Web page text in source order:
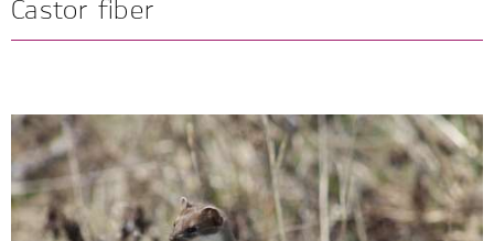
Castor fiber